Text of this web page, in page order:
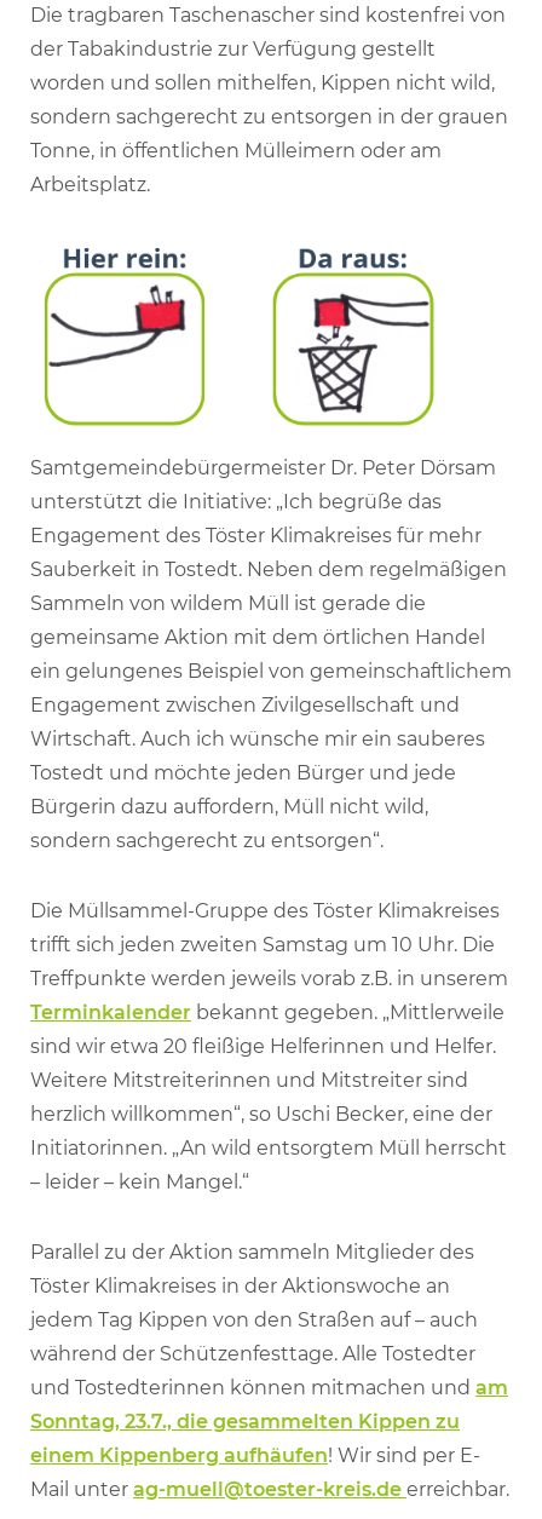
Die tragbaren Taschenascher sind kostenfrei von
der Tabakindustrie zur Verfügung gestellt
worden und sollen mithelfen, Kippen nicht wild,
sondern sachgerecht zu entsorgen in der grauen
Tonne, in öffentlichen Mülleimern oder am
Arbeitsplatz.
Samtgemeindebürgermeister Dr. Peter Dörsam
unterstützt die Initiative: „Ich begrüße das
Engagement des Töster Klimakreises für mehr
Sauberkeit in Tostedt. Neben dem regelmäßigen
Sammeln von wildem Müll ist gerade die
gemeinsame Aktion mit dem örtlichen Handel
ein gelungenes Beispiel von gemeinschaftlichem
Engagement zwischen Zivilgesellschaft und
Wirtschaft. Auch ich wünsche mir ein sauberes
Tostedt und möchte jeden Bürger und jede
Bürgerin dazu auffordern, Müll nicht wild,
sondern sachgerecht zu entsorgen“.
Die Müllsammel-Gruppe des Töster Klimakreises
trifft sich jeden zweiten Samstag um 10 Uhr. Die
Treffpunkte werden jeweils vorab z.B. in unserem
Terminkalender bekannt gegeben. „Mittlerweile
sind wir etwa 20 fleißige Helferinnen und Helfer.
Weitere Mitstreiterinnen und Mitstreiter sind
herzlich willkommen“, so Uschi Becker, eine der
Initiatorinnen. „An wild entsorgtem Müll herrscht
– leider – kein Mangel.“
Parallel zu der Aktion sammeln Mitglieder des
Töster Klimakreises in der Aktionswoche an
jedem Tag Kippen von den Straßen auf – auch
während der Schützenfesttage. Alle Tostedter
und Tostedterinnen können mitmachen und am
Sonntag, 23.7., die gesammelten Kippen zu
einem Kippenberg aufhäufen! Wir sind per E-
Mail unter ag-muell@toester-kreis.de erreichbar.